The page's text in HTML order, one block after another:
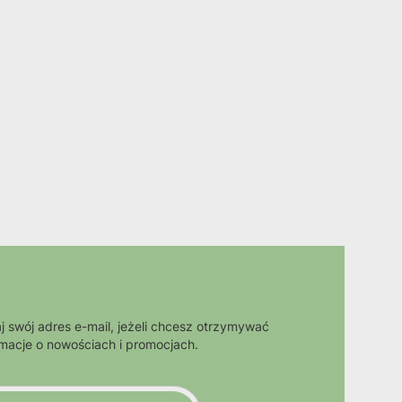
swój adres e-mail, jeżeli chcesz otrzymywać
o nowościach i promocjach.